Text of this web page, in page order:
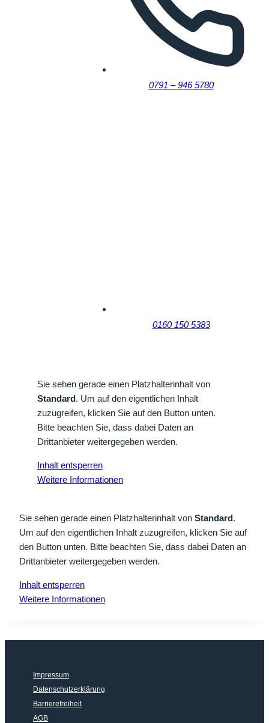
0791 – 946 5780
0160 150 5383
Sie sehen gerade einen Platzhalterinhalt von
Standard. Um auf den eigentlichen Inhalt
zuzugreifen, klicken Sie auf den Button unten.
Bitte beachten Sie, dass dabei Daten an
Drittanbieter weitergegeben werden.
Inhalt entsperren
Weitere Informationen
Sie sehen gerade einen Platzhalterinhalt von Standard.
Um auf den eigentlichen Inhalt zuzugreifen, klicken Sie auf
den Button unten. Bitte beachten Sie, dass dabei Daten an
Drittanbieter weitergegeben werden.
Inhalt entsperren
Weitere Informationen
Impressum
Datenschutzerklärung
Barrierefreiheit
AGB